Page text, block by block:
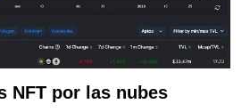
NFT por las nubes